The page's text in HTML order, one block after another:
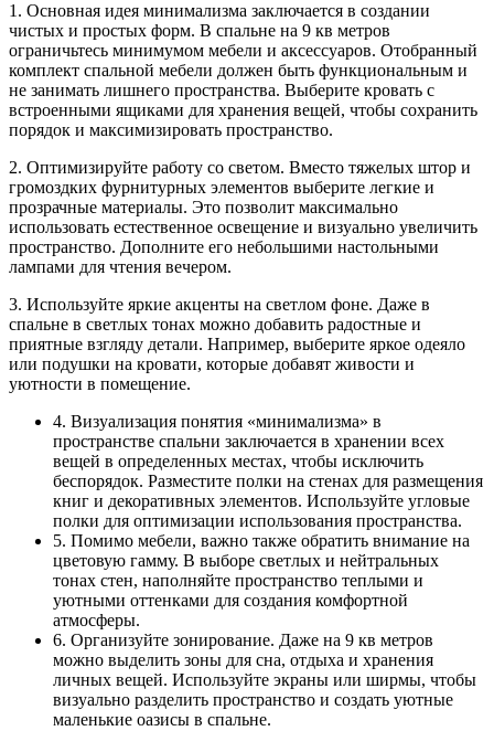
1. Основная идея минимализма заключается в создании
чистых и простых форм. В спальне на 9 кв метров
ограничьтесь минимумом мебели и аксессуаров. Отобранный
комплект спальной мебели должен быть функциональным и
не занимать лишнего пространства. Выберите кровать с
встроенными ящиками для хранения вещей, чтобы сохранить
порядок и максимизировать пространство.
2. Оптимизируйте работу со светом. Вместо тяжелых штор и
громоздких фурнитурных элементов выберите легкие и
прозрачные материалы. Это позволит максимально
использовать естественное освещение и визуально увеличить
пространство. Дополните его небольшими настольными
лампами для чтения вечером.
3. Используйте яркие акценты на светлом фоне. Даже в
спальне в светлых тонах можно добавить радостные и
приятные взгляду детали. Например, выберите яркое одеяло
или подушки на кровати, которые добавят живости и
уютности в помещение.
4. Визуализация понятия «минимализма» в
пространстве спальни заключается в хранении всех
вещей в определенных местах, чтобы исключить
беспорядок. Разместите полки на стенах для размещения
книг и декоративных элементов. Используйте угловые
полки для оптимизации использования пространства.
5. Помимо мебели, важно также обратить внимание на
цветовую гамму. В выборе светлых и нейтральных
тонах стен, наполняйте пространство теплыми и
уютными оттенками для создания комфортной
атмосферы.
6. Организуйте зонирование. Даже на 9 кв метров
можно выделить зоны для сна, отдыха и хранения
личных вещей. Используйте экраны или ширмы, чтобы
визуально разделить пространство и создать уютные
маленькие оазисы в спальне.